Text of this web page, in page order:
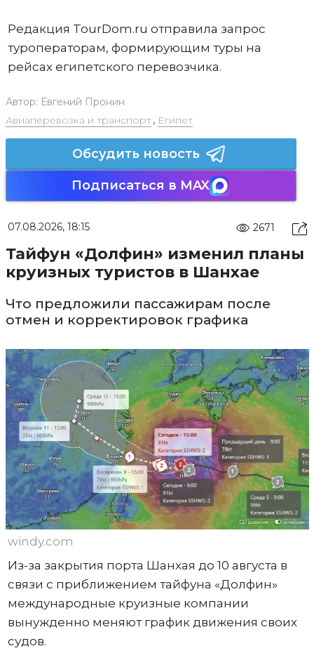
Редакция TourDom.ru отправила запрос
туроператорам, формирующим туры на
рейсах египетского перевозчика.
Автор: Евгений Пронин
Авиаперевозка и транспорт, Египет
Обсудить новость
Подписаться в MAX
07.08.2026, 18:15 2671
Тайфун «Долфин» изменил планы
круизных туристов в Шанхае
Что предложили пассажирам после
отмен и корректировок графика
windy.com
Из-за закрытия порта Шанхая до 10 августа в
связи с приближением тайфуна «Долфин»
международные круизные компании
вынужденно меняют график движения своих
судов.